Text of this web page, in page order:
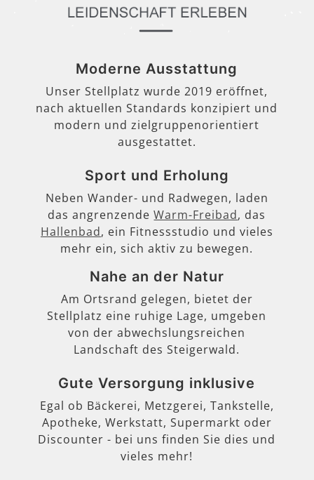
Moderne Ausstattung
Unser Stellplatz wurde 2019 eröffnet,
nach aktuellen Standards konzipiert und
modern und zielgruppenorientiert
ausgestattet.
Sport und Erholung
Neben Wander- und Radwegen, laden
das angrenzendeWarm-Freibad, das
Hallenbad, ein Fitnessstudio und vieles
mehr ein, sich aktiv zu bewegen.
Nahe an der Natur
Am Ortsrand gelegen, bietet der
Stellplatz eine ruhige Lage, umgeben
von der abwechslungsreichen
Landschaft des Steigerwald.
Gute Versorgung inklusive
Egal ob Bäckerei, Metzgerei, Tankstelle,
Apotheke, Werkstatt, Supermarkt oder
Discounter - bei uns finden Sie dies und
vieles mehr!